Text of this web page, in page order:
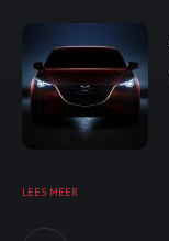
LEES MEER